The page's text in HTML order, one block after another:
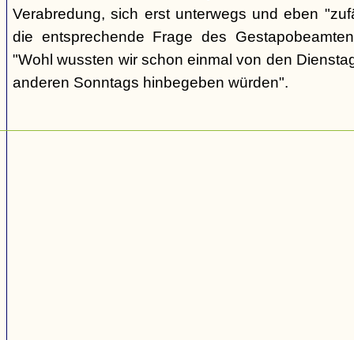
Verabredung, sich erst unterwegs und eben
die entsprechende Frage des
"Wohl wussten wir schon einmal von den
anderen Sonntags hinbegeben würden".